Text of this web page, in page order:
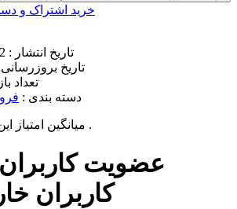
خرید اشتراک و
تاریخ انتشار : 22
تاریخ
تعداد
دسته بندی :
میانگین امتیاز است .
عضویت
کاربران